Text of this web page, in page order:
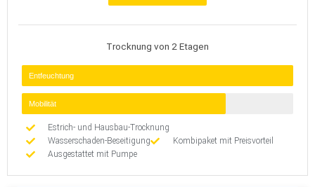
Trocknung von 2 Etagen
Entfeuchtung
Mobilität
Estrich- und Hausbau-Trocknung
Wasserschaden-Beseitigung
Kombipaket mit Preisvorteil
Ausgestattet mit Pumpe